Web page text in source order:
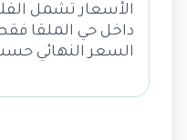
الأسعار تشمل
داخل حي الملقا
السعر النهائي